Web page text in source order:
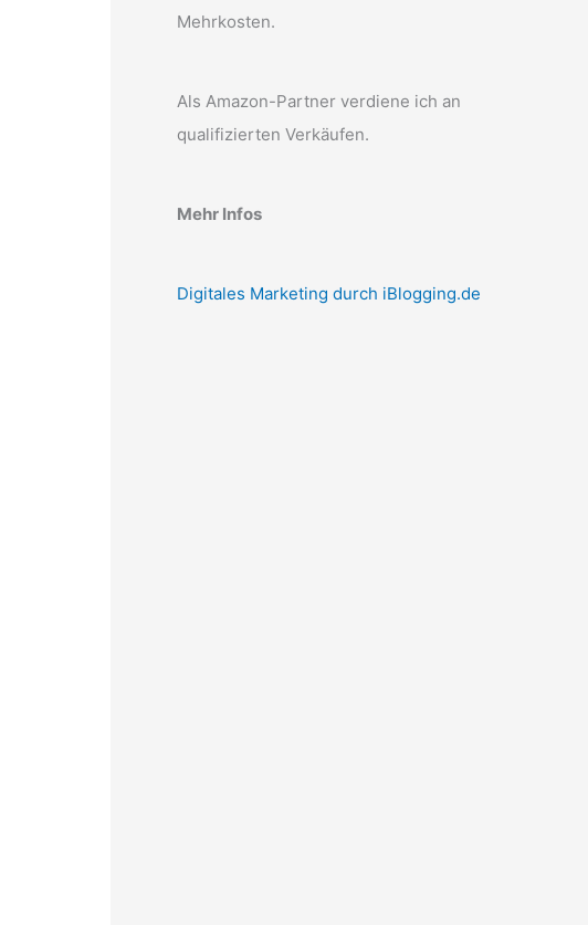
Mehrkosten.
Als Amazon-Partner verdiene ich an
qualifizierten Verkäufen.
Mehr Infos
Digitales Marketing durch iBlogging.de